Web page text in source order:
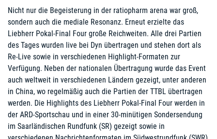
Nicht nur die Begeisterung in der ratiopharm arena war groß,
sondern auch die mediale Resonanz. Erneut erzielte das
Liebherr Pokal-Final Four große Reichweiten. Alle drei Partien
des Tages wurden live bei Dyn übertragen und stehen dort als
Re-Live sowie in verschiedenen Highlight-Formaten zur
Verfügung. Neben der nationalen Übertragung wurde das Event
auch weltweit in verschiedenen Ländern gezeigt, unter anderen
in China, wo regelmäßig auch die Partien der TTBL übertragen
werden. Die Highlights des Liebherr Pokal-Final Four werden in
der ARD-Sportschau und in einer 30-minütigen Sondersendung
im Saarländischen Rundfunk (SR) gezeigt sowie in